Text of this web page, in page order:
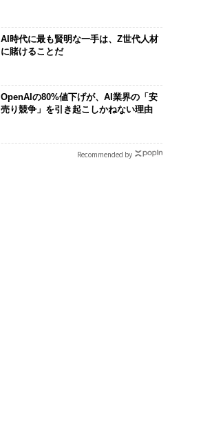
AI時代に最も賢明な一手は、Z世代人材
に賭けることだ
OpenAIの80%値下げが、AI業界の「安
売り競争」を引き起こしかねない理由
Recommended by